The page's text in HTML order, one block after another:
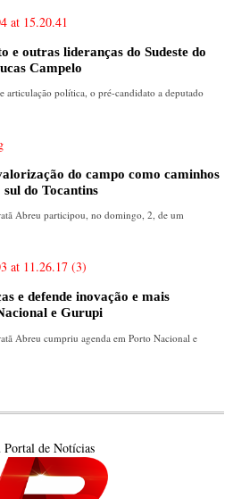
e outras lideranças do Sudeste do
Campelo
articulação política, o pré-candidato a deputado
do campo como caminhos
do Tocantins
Abreu participou, no domingo, 2, de um
e defende inovação e mais
e Gurupi
Abreu cumpriu agenda em Porto Nacional e
Portal de Notícias